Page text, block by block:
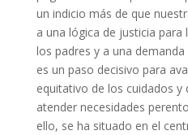
un indicio más de que
a una lógica de justicia
los padres y a una
es un paso decisivo para
equitativo de los cuidados
atender necesidades
ello, se ha situado en el